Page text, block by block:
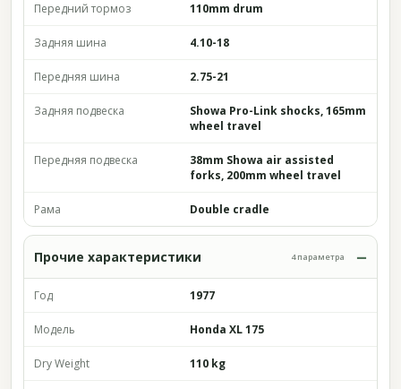
Передний тормоз 110mm drum
Задняя шина 4.10-18
Передняя шина 2.75-21
Задняя подвеска
Showa Pro-Link shocks, 165mm
wheel travel
Передняя подвеска
38mm Showa air assisted
forks, 200mm wheel travel
Рама Double cradle
Прочие характеристики 4 параметра
Год 1977
Модель Honda XL 175
Dry Weight 110 kg